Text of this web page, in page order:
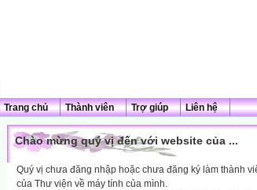
Trang chủ Thành viên Trợ giúp Liên hệ
Chào mừng quý vị đến với website của ...
Quý vị chưa đăng nhập hoặc chưa đăng ký làm thành
của Thư viện về máy tính của mình.